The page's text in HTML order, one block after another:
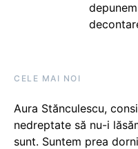
CELE MAI NOI
Aura Stănculescu,
nedreptate să nu-i
sunt. Suntem prea